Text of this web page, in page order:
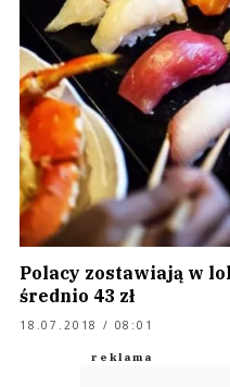
Polacy zostawiają w
średnio 43 zł
18.07.2018 / 08:01